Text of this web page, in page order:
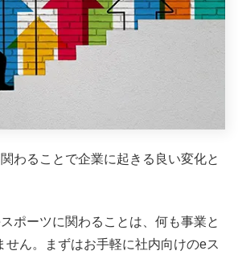
わることで企業に起きる良い変化と
ポーツに関わることは、何も事業と
せん。まずはお手軽に社内向けのeス